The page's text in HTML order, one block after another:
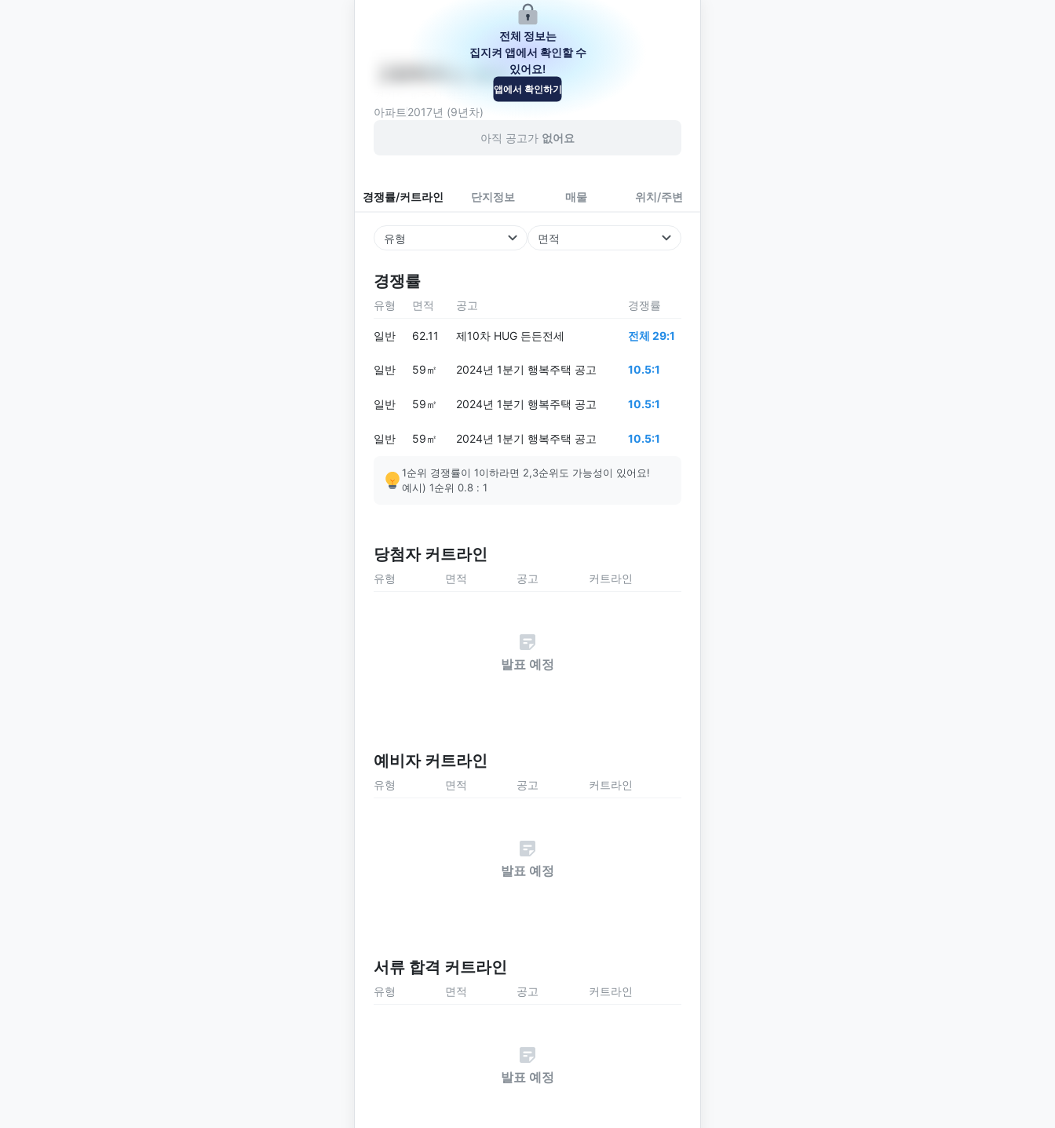
그린하우스 제에
경기도 파주시 경의로 987-43
아파트 2017년 (9년차)
아직 공고가 없어요
경쟁률/커트라인 단지정보 매물 위치/주변
유형 면적
경쟁률
전체 정보는
집지켜 앱에서 확인할 수
있어요!
앱에서 확인하기
유형 면적 공고 경쟁률
일반 62.11 제10차 HUG 든든전세 전체 29:1
일반 59㎡ 2024년 1분기 행복주택 공고 10.5:1
일반 59㎡ 2024년 1분기 행복주택 공고 10.5:1
일반 59㎡ 2024년 1분기 행복주택 공고 10.5:1
1순위 경쟁률이 1이하라면 2,3순위도 가능성이 있어요!
예시) 1순위 0.8 : 1
당첨자 커트라인
유형 면적 공고 커트라인
발표 예정
예비자 커트라인
유형 면적 공고 커트라인
발표 예정
서류 합격 커트라인
유형 면적 공고 커트라인
발표 예정